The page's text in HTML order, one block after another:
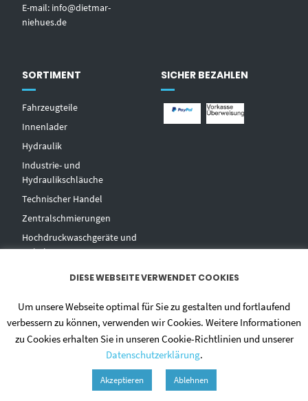
E-mail: info@dietmar-
niehues.de
SORTIMENT
Fahrzeugteile
Innenlader
Hydraulik
Industrie- und
Hydraulikschläuche
Technischer Handel
Zentralschmierungen
Hochdruckwaschgeräte und
Zubehör
SICHER BEZAHLEN
© 2020 - DIETMAR NIEHUES
ALLGEMEINE GESCHÄFTSBEDINGUNGEN
DATENSCHUTZERKLÄRUNG
DIESE WEBSEITE VERWENDET COOKIES
Um unsere Webseite optimal für Sie zu gestalten und fortlaufend
verbessern zu können, verwenden wir Cookies. Weitere Informationen
zu Cookies erhalten Sie in unseren Cookie-Richtlinien und unserer
Datenschutzerklärung.
Akzeptieren Ablehnen